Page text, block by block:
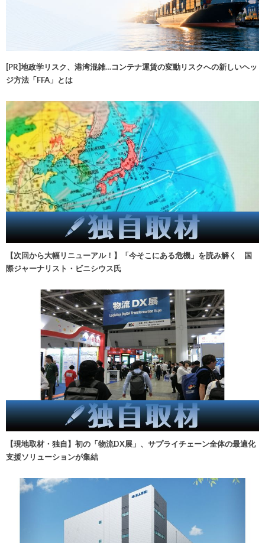
[PR]地政学リスク、港湾混雑…コンテナ運賃の変動リスクへの新しいヘッ
ジ方法「FFA」とは
【次回から大幅リニューアル！】「今そこにある危機」を読み解く 国
際ジャーナリスト・ビニシウス氏
【現地取材・独自】初の「物流DX展」、サプライチェーン全体の最適化
支援ソリューションが集結